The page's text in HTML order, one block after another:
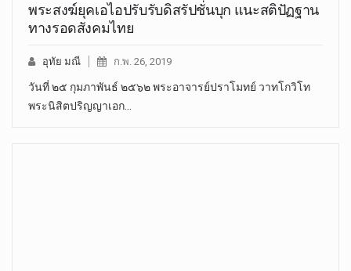
พระสงฆ์ยุคเอไอปรับรับดิสรัปชั่นบุก แนะสติปัฏฐาน
ทางรอดสังคมไทย
อุทัย มณี ก.พ. 26, 2019
วันที่ ๒๕ กุมภาพันธ์ ๒๕๖๒ พระอาจารย์ปราโมทย์ วาทโกวิโท
พระนิสิตปริญญาเอก…